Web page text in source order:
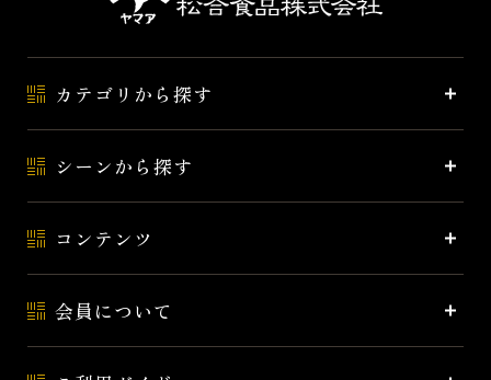
カテゴリから探す
シーンから探す
コンテンツ
会員について